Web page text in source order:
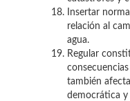
Insertar
relación al
agua.
Regular
también
democrática y